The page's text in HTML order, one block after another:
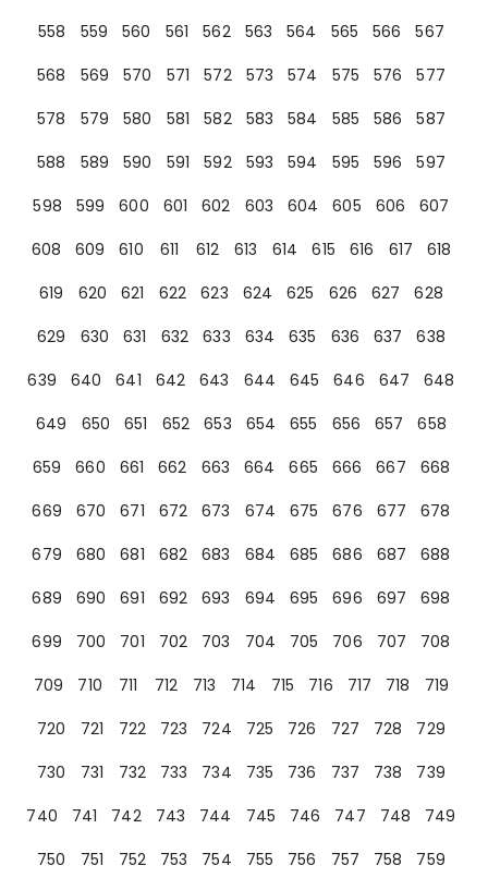
558
559 560 561 562 563 564 565 566
567
568
569 570 571 572 573 574 575 576
577
578
579 580 581 582 583 584 585 586
587
588
589 590 591 592 593 594 595 596
597
598
599 600 601 602 603 604 605 606
607
608
609 610 611 612 613 614 615 616 617
618
619
620 621 622 623 624 625 626 627
628
629
630 631 632 633 634 635 636 637
638
639
640 641 642 643 644 645 646 647
648
649
650 651 652 653 654 655 656 657
658
659
660 661 662 663 664 665 666 667
668
669
670 671 672 673 674 675 676 677
678
679
680 681 682 683 684 685 686 687
688
689
690 691 692 693 694 695 696 697
698
699
700 701 702 703 704 705 706 707
708
709
710 711 712 713 714 715 716 717 718
719
720
721 722 723 724 725 726 727 728
729
730
731 732 733 734 735 736 737 738
739
740
741 742 743 744 745 746 747 748
749
750
751 752 753 754 755 756 757 758
759